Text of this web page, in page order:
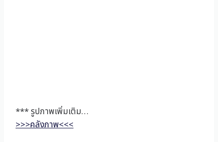
*** รูปภาพเพิ่มเติม…
>>>คลังภาพ<<<